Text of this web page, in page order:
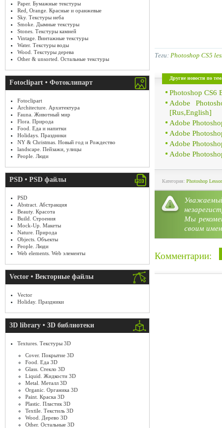
Paper. Бумажные текстуры
Red, Orange. Красные и оранжевые
Sky. Текстуры неба
Smoke. Дымные текстуры
Stones. Текстуры камней
Vintage. Винтажные текстуры
Water. Текстуры воды
Wood. Текстуры дерева
Other & unsorted. Остальные текстуры
Fotoclipart • Фотоклипарт
Fotoclipart
Architecture. Архитектура
Fauna. Животный мир
Flora. Природа
Food. Еда и напитки
Holidays. Праздники
NY & Christmas. Новый год и Рождество
landscape. Пейзажи, улицы
People. Люди
PSD • PSD файлы
PSD
Abstract. Абстракция
Beauty. Красота
Build. Строения
Mock-Up. Макеты
Nature. Природа
Objects. Объекты
People. Люди
Web elements. Web элементы
Vector • Векторные файлы
Vector
Holiday. Праздники
3D library • 3D библиотеки
Textures. Текстуры 3D
Cover. Покрытие 3D
Food. Еда 3D
Glass. Стекло 3D
Liquid. Жидкости 3D
Metal. Металл 3D
Organic. Органика 3D
Paint. Краска 3D
Plastic. Пластик 3D
Textile. Текстиль 3D
Wood. Дерево 3D
Other. Остальные 3D
Теги: Photoshop CS5
Другие новости по
Photoshop CS6
Adobe
[Rus,English]
Adobe
Adobe
Adobe
Adobe
Категория: Photoshop
Мы
своим
Комментарии: